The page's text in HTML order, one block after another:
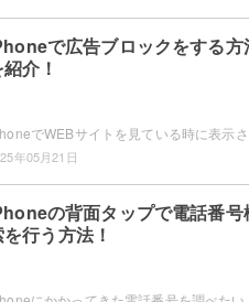
で広告ブロックをする方
介！
年05月21日
の背面タップで電話番号
行う方法！